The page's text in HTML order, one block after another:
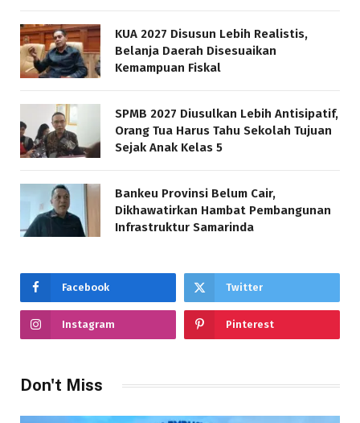
KUA 2027 Disusun Lebih Realistis,
Belanja Daerah Disesuaikan
Kemampuan Fiskal
SPMB 2027 Diusulkan Lebih Antisipatif,
Orang Tua Harus Tahu Sekolah Tujuan
Sejak Anak Kelas 5
Bankeu Provinsi Belum Cair,
Dikhawatirkan Hambat Pembangunan
Infrastruktur Samarinda
Facebook Twitter
Instagram Pinterest
Don't Miss